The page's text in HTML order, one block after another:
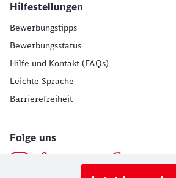
Hilfestellungen
Bewerbungstipps
Bewerbungsstatus
Hilfe und Kontakt (FAQs)
Leichte Sprache
Barrierefreiheit
Folge uns